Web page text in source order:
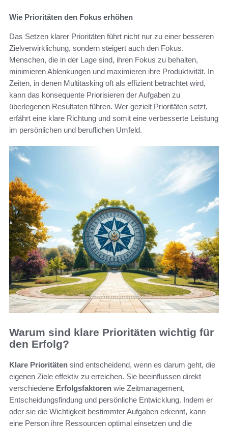
Wie Prioritäten den Fokus erhöhen
Das Setzen klarer Prioritäten führt nicht nur zu einer besseren
Zielverwirklichung, sondern steigert auch den Fokus.
Menschen, die in der Lage sind, ihren Fokus zu behalten,
minimieren Ablenkungen und maximieren ihre Produktivität. In
Zeiten, in denen Multitasking oft als effizient betrachtet wird,
kann das konsequente Priorisieren der Aufgaben zu
überlegenen Resultaten führen. Wer gezielt Prioritäten setzt,
erfährt eine klare Richtung und somit eine verbesserte Leistung
im persönlichen und beruflichen Umfeld.
Warum sind klare Prioritäten wichtig für
den Erfolg?
Klare Prioritäten sind entscheidend, wenn es darum geht, die
eigenen Ziele effektiv zu erreichen. Sie beeinflussen direkt
verschiedene Erfolgsfaktoren wie Zeitmanagement,
Entscheidungsfindung und persönliche Entwicklung. Indem er
oder sie die Wichtigkeit bestimmter Aufgaben erkennt, kann
eine Person ihre Ressourcen optimal einsetzen und die